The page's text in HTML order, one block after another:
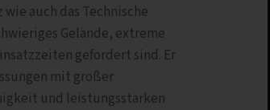
auch das Technische
Gelände, extreme
gefordert sind. Er
mit großer
und leistungsstarken